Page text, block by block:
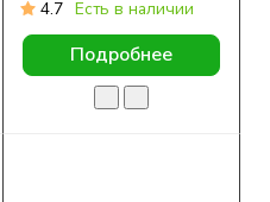
4.7 Есть в наличии
Подробнее